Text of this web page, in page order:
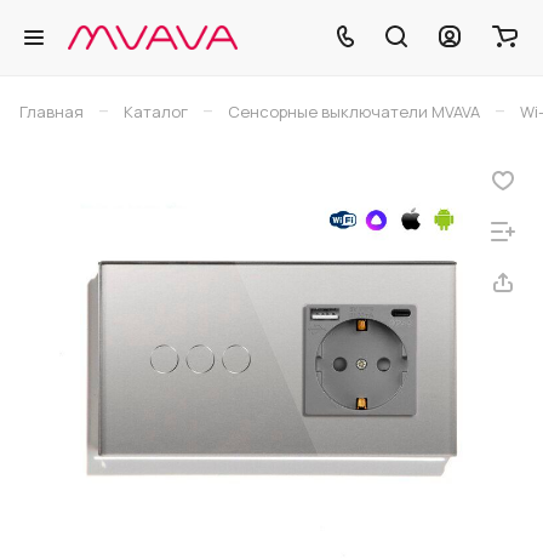
Главная – Каталог – Сенсорные выключатели MVAVA –